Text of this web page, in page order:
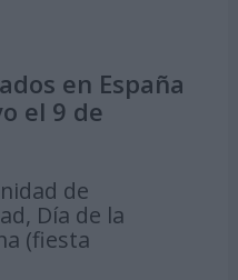
en España
el 9 de
de
Día de la
(fiesta